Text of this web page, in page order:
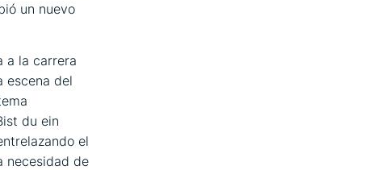
un nuevo
a la carrera
escena del
du ein
el
necesidad de